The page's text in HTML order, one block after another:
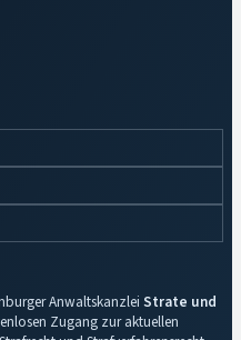
Anwaltskanzlei Strate und
Zugang zur aktuellen